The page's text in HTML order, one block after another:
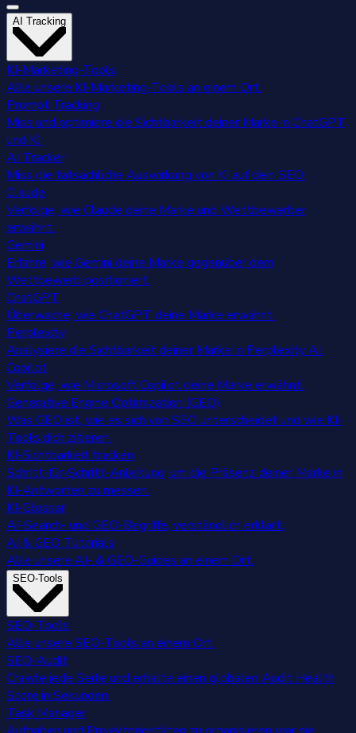
AI Tracking
KI-Marketing-Tools
Alle unsere KI-Marketing-Tools an einem Ort.
Prompt Tracking
Miss und optimiere die Sichtbarkeit deiner Marke in ChatGPT
und KI.
AI Tracker
Miss die tatsächliche Auswirkung von KI auf dein SEO.
Claude
Verfolge, wie Claude deine Marke und Wettbewerber
erwähnt.
Gemini
Erfahre, wie Gemini deine Marke gegenüber dem
Wettbewerb positioniert.
ChatGPT
Überwache, wie ChatGPT deine Marke erwähnt.
Perplexity
Analysiere die Sichtbarkeit deiner Marke in Perplexity AI.
Copilot
Verfolge, wie Microsoft Copilot deine Marke erwähnt.
Generative Engine Optimization (GEO)
Was GEO ist, wie es sich von SEO unterscheidet und wie KI-
Tools dich zitieren.
KI-Sichtbarkeit tracken
Schritt-für-Schritt-Anleitung, um die Präsenz deiner Marke in
KI-Antworten zu messen.
KI-Glossar
AI-Search- und GEO-Begriffe, verständlich erklärt.
AI & GEO Tutorials
Alle unsere AI- & GEO-Guides an einem Ort.
SEO-Tools
SEO-Tools
Alle unsere SEO-Tools an einem Ort.
SEO-Audit
Crawle jede Seite und erhalte einen globalen Audit Health
Score in Sekunden.
Task Manager